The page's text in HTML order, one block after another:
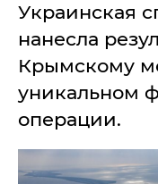
Блоги
Пресса
Шоу-биз
Здоровье
Спорт
Культура
Крыму
"ДНР"
Украинская
нанесла
Крымскому
уникальном
операции.